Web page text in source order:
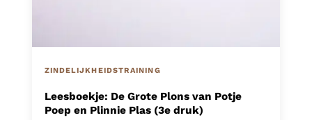
ZINDELIJKHEIDSTRAINING
Leesboekje: De Grote Plons van Potje
Poep en Plinnie Plas (3e druk)